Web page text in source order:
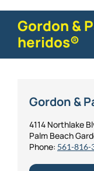
Gordon &
heridos®
Gordon &
4114 Northlake
Palm Beach
Phone: 561-816-